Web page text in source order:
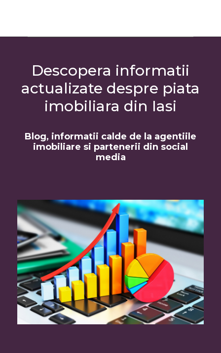
Descopera informatii
actualizate despre piata
imobiliara din Iasi
Blog, informatii calde de la agentiile
imobiliare si partenerii din social
media